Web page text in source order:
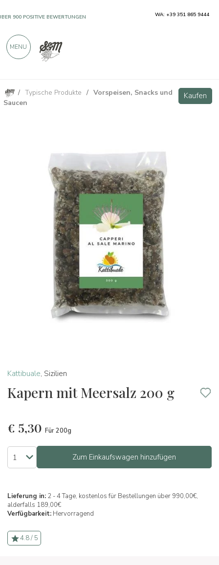
/ Typische Produkte / Vorspeisen, Snacks und
Saucen
Kaufen
Kattibuale, Sizilien
Kapern mit Meersalz 200 g
€ 5,30 Für 200g
Zum Einkaufswagen hinzufügen
Lieferung in: 2 - 4 Tage, kostenlos für Bestellungen über 990,00€,
alderfalls 189,00€
Verfügbarkeit: Hervorragend
4.8 / 5
Kapern mit Meersalz 200 g Kaufen
900 POSITIVE BEWERTUNGEN WA: +39 351 865 9444
MENU